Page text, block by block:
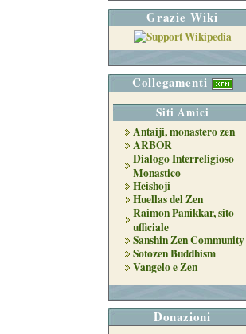
Grazie Wiki
Collegamenti
Siti Amici
Antaiji, monastero zen
ARBOR
Dialogo Interreligioso
Monastico
Heishoji
Huellas del Zen
Raimon Panikkar, sito
ufficiale
Sanshin Zen Community
Sotozen Buddhism
Vangelo e Zen
Donazioni